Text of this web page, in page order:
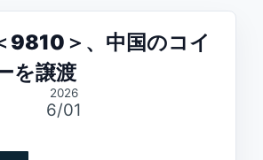
9810＞、中国のコイ
を譲渡
2026
6/01